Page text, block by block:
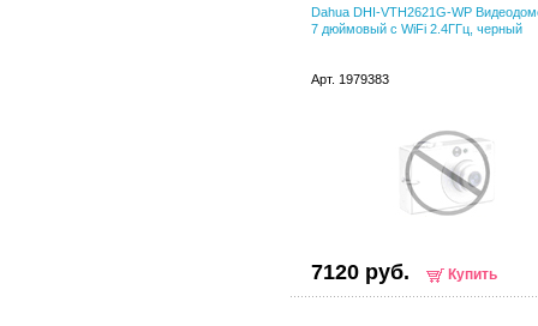
Dahua DHI-VTH2621G-WP
7 дюймовый с WiFi 2.4ГГц, черный
Арт. 1979383
7120 руб. Купить